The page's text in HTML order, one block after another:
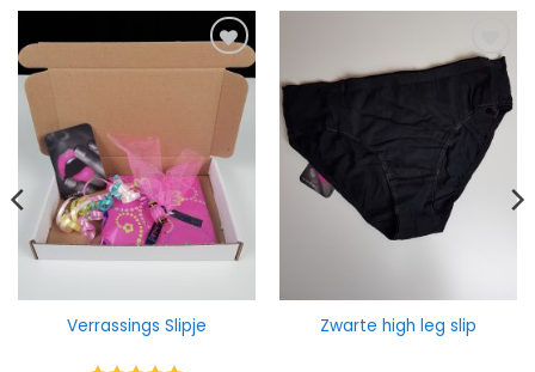
Verrassings Slipje Zwarte high leg slip